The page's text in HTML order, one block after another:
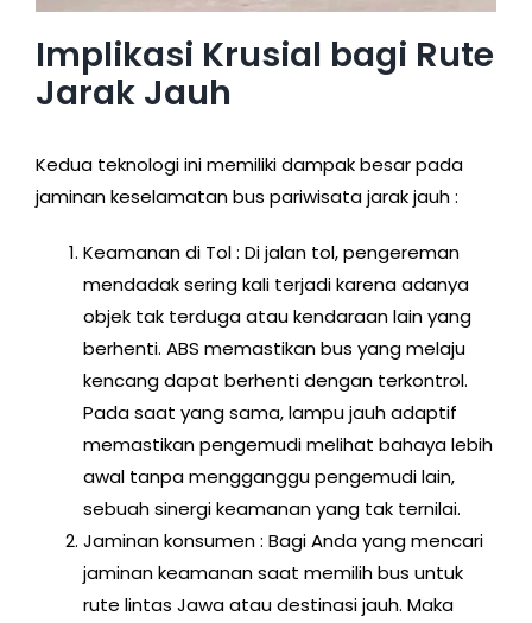
Implikasi Krusial bagi Rute
Jarak Jauh
Kedua teknologi ini memiliki dampak besar pada
jaminan keselamatan bus pariwisata jarak jauh :
Keamanan di Tol : Di jalan tol, pengereman
mendadak sering kali terjadi karena adanya
objek tak terduga atau kendaraan lain yang
berhenti. ABS memastikan bus yang melaju
kencang dapat berhenti dengan terkontrol.
Pada saat yang sama, lampu jauh adaptif
memastikan pengemudi melihat bahaya lebih
awal tanpa mengganggu pengemudi lain,
sebuah sinergi keamanan yang tak ternilai.
Jaminan konsumen : Bagi Anda yang mencari
jaminan keamanan saat memilih bus untuk
rute lintas Jawa atau destinasi jauh. Maka